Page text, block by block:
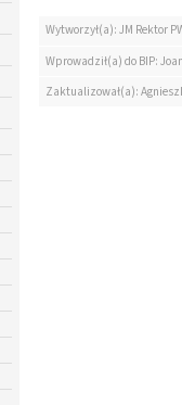
Wytworzył(a): JM Rektor
Wprowadził(a) do BIP:
Zaktualizował(a):